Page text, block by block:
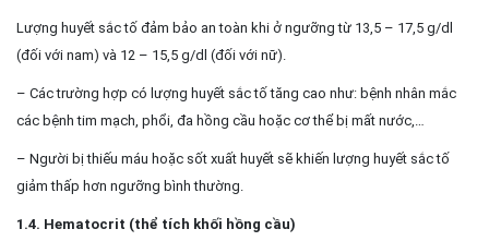
Lượng huyết sắc tố đảm bảo an toàn khi ở ngưỡng từ 13,5 – 17,5 g/dl
(đối với nam) và 12 – 15,5 g/dl (đối với nữ).
– Các trường hợp có lượng huyết sắc tố tăng cao như: bệnh nhân mắc
các bệnh tim mạch, phổi, đa hồng cầu hoặc cơ thể bị mất nước,…
– Người bị thiếu máu hoặc sốt xuất huyết sẽ khiến lượng huyết sắc tố
giảm thấp hơn ngưỡng bình thường.
1.4. Hematocrit (thể tích khối hồng cầu)